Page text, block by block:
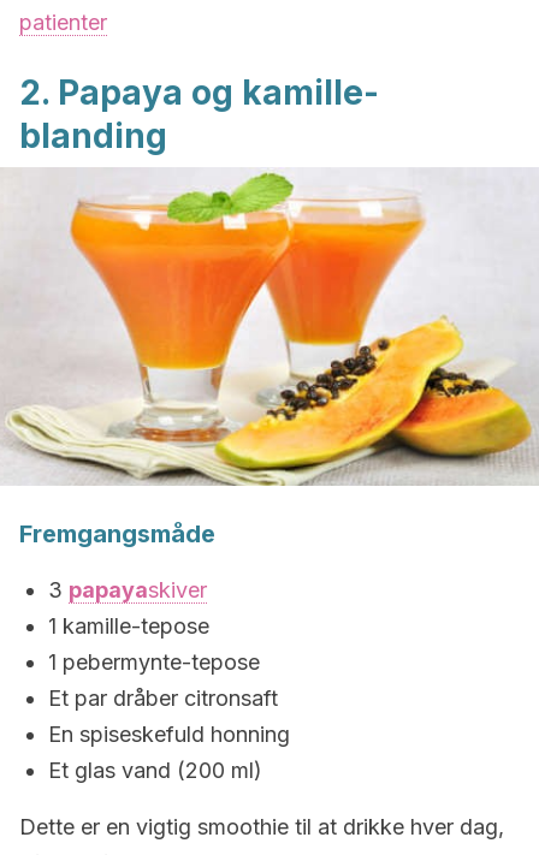
patienter
2. Papaya og kamille-
blanding
Fremgangsmåde
3 papayaskiver
1 kamille-tepose
1 pebermynte-tepose
Et par dråber citronsaft
En spiseskefuld honning
Et glas vand (200 ml)
Dette er en vigtig smoothie til at drikke hver dag,